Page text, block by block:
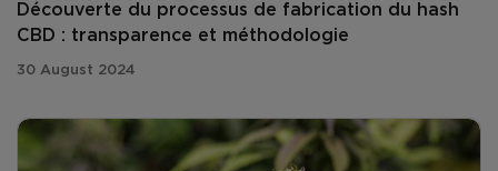
Découverte du processus de fabrication du hash
CBD : transparence et méthodologie
30 August 2024